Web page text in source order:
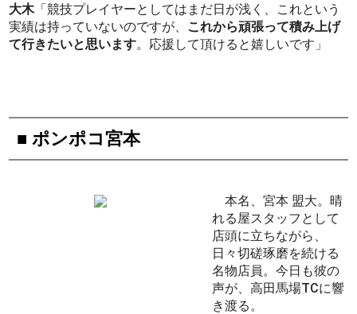
大木「競技プレイヤーとしてはまだ日が浅く、これという
実績は持っていないのですが、 これから頑張って積み上げ
て行きたいと思います。応援して頂けると嬉しいです」
■ ポンポコ宮本
本名、宮本 盟大。晴
れる屋スタッフとして
店頭に立ちながら、
日々切磋琢磨を続ける
名物店員。今日も彼の
声が、高田馬場TCに響
き渡る。